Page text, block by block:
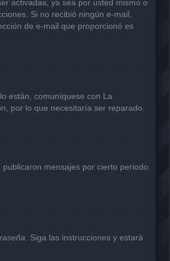
activadas, ya sea por usted mismo o
Si no recibió ningún e-mail,
de e-mail que proporcionó es
están, comuníquese con La
por lo que necesitaría ser reparado.
mensajes por cierto periodo
. Siga las instrucciones y estará